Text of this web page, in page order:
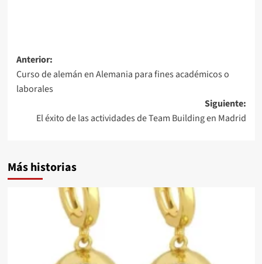
Navegación
de
entradas
Anterior:
Curso de alemán en Alemania para fines académicos o
laborales
Siguiente:
El éxito de las actividades de Team Building en Madrid
Más historias